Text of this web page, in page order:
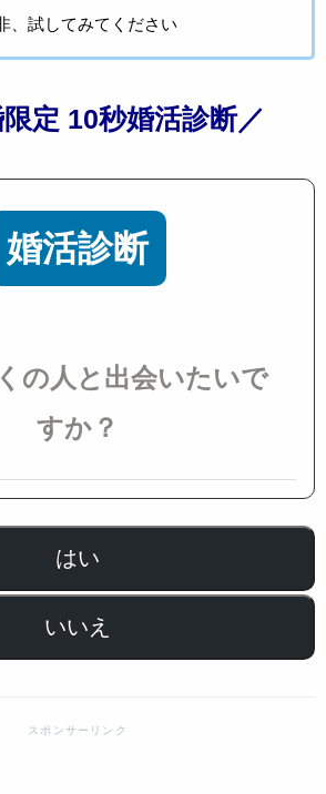
、試してみてください
定 10秒婚活診断／
婚活診断
の人と出会いたいで
すか？
はい
いいえ